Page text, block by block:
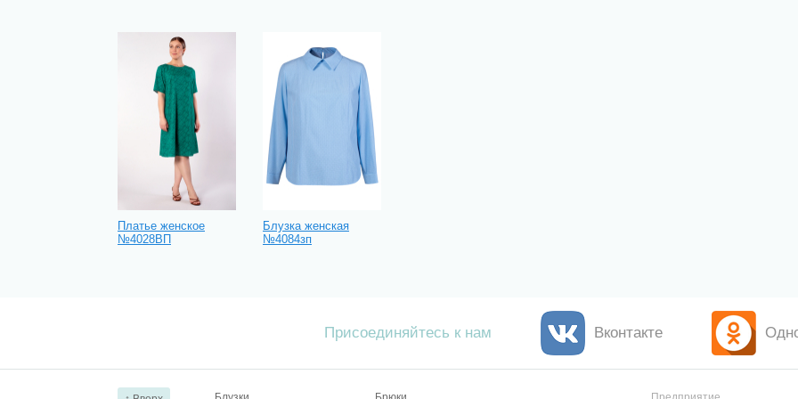
Платье женское
№4028ВП
Блузка женская
№4084зп
Присоединяйтесь к нам Вконтакте